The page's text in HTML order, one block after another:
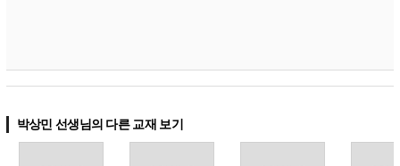
박상민 선생님의 다른 교재 보기